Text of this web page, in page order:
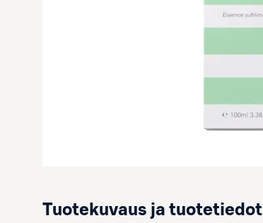
Tuotekuvaus ja tuotetiedot